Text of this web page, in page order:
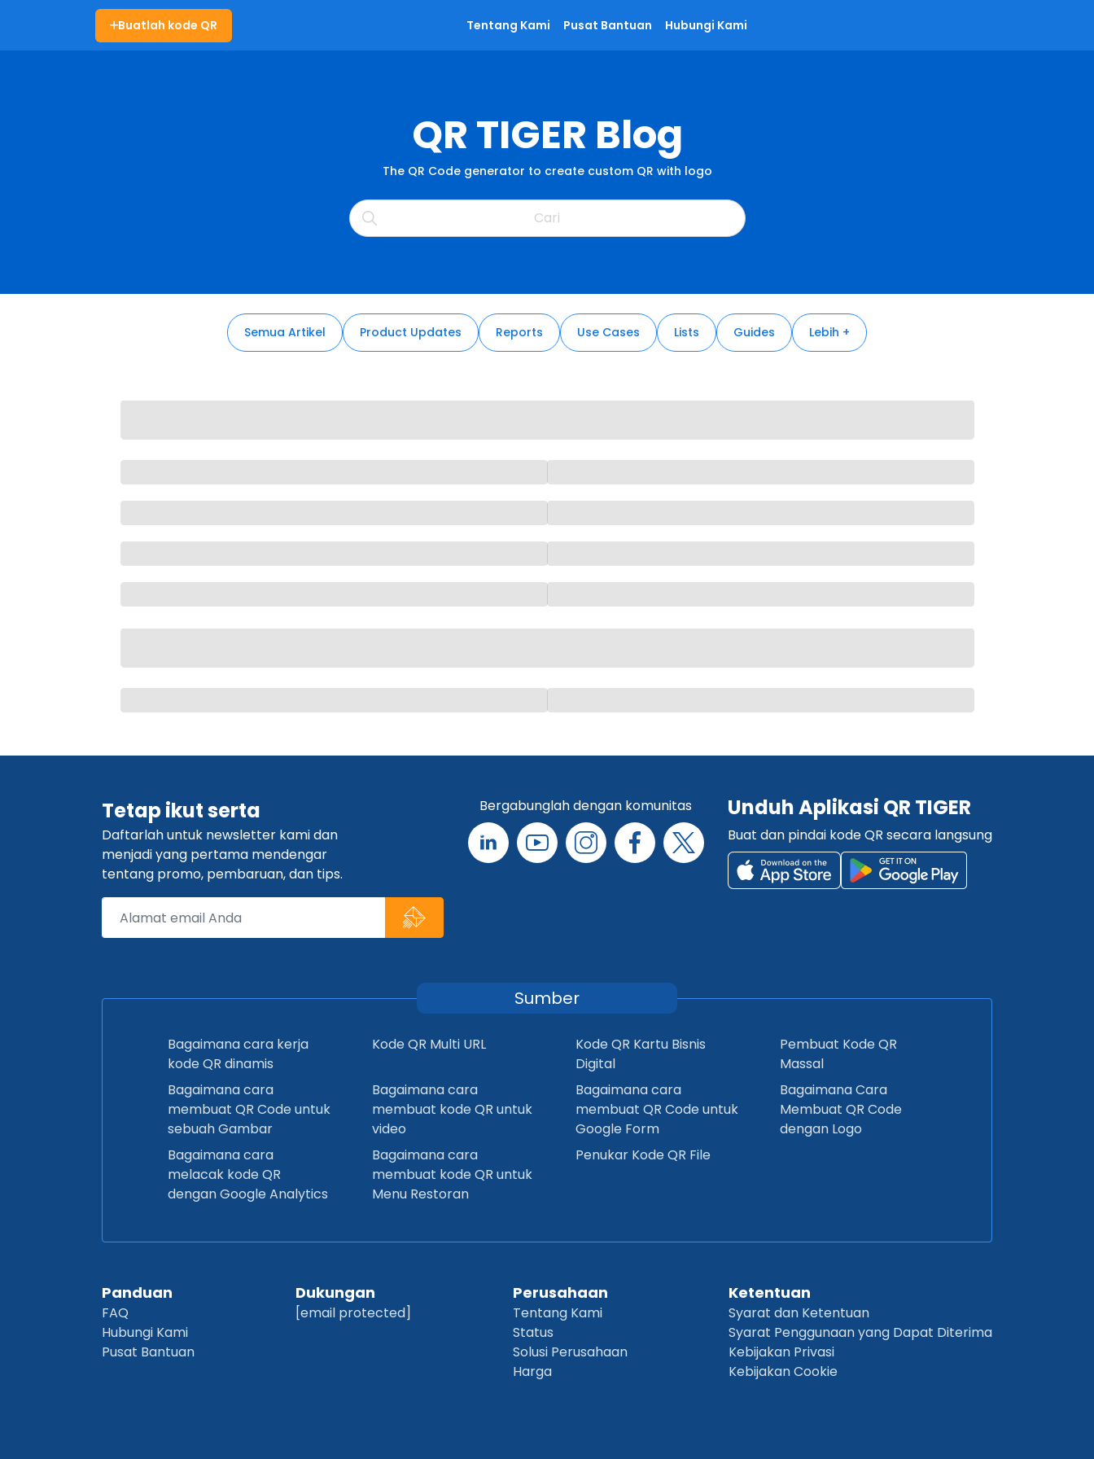
Buatlah kode QR Tentang Kami Pusat Bantuan Hubungi Kami
QR TIGER Blog
The QR Code generator to create custom QR with logo
Semua Artikel Product Updates Reports Use Cases Lists Guides Lebih +
Tetap ikut serta
Daftarlah untuk newsletter kami dan
menjadi yang pertama mendengar
tentang promo, pembaruan, dan tips.
Bergabunglah dengan komunitas Unduh Aplikasi QR TIGER
Buat dan pindai kode QR secara langsung
Sumber
Bagaimana cara kerja
kode QR dinamis
Kode QR Multi URL
Kode QR Kartu Bisnis
Digital
Pembuat Kode QR
Massal
Bagaimana cara
membuat QR Code untuk
sebuah Gambar
Bagaimana cara
membuat kode QR untuk
video
Bagaimana cara
membuat QR Code untuk
Google Form
Bagaimana Cara
Membuat QR Code
dengan Logo
Bagaimana cara
melacak kode QR
dengan Google Analytics
Bagaimana cara
membuat kode QR untuk
Menu Restoran
Penukar Kode QR File
Panduan
FAQ
Hubungi Kami
Pusat Bantuan
Dukungan
[email protected]
Perusahaan
Tentang Kami
Status
Solusi Perusahaan
Harga
Ketentuan
Syarat dan Ketentuan
Syarat Penggunaan yang Dapat Diterima
Kebijakan Privasi
Kebijakan Cookie